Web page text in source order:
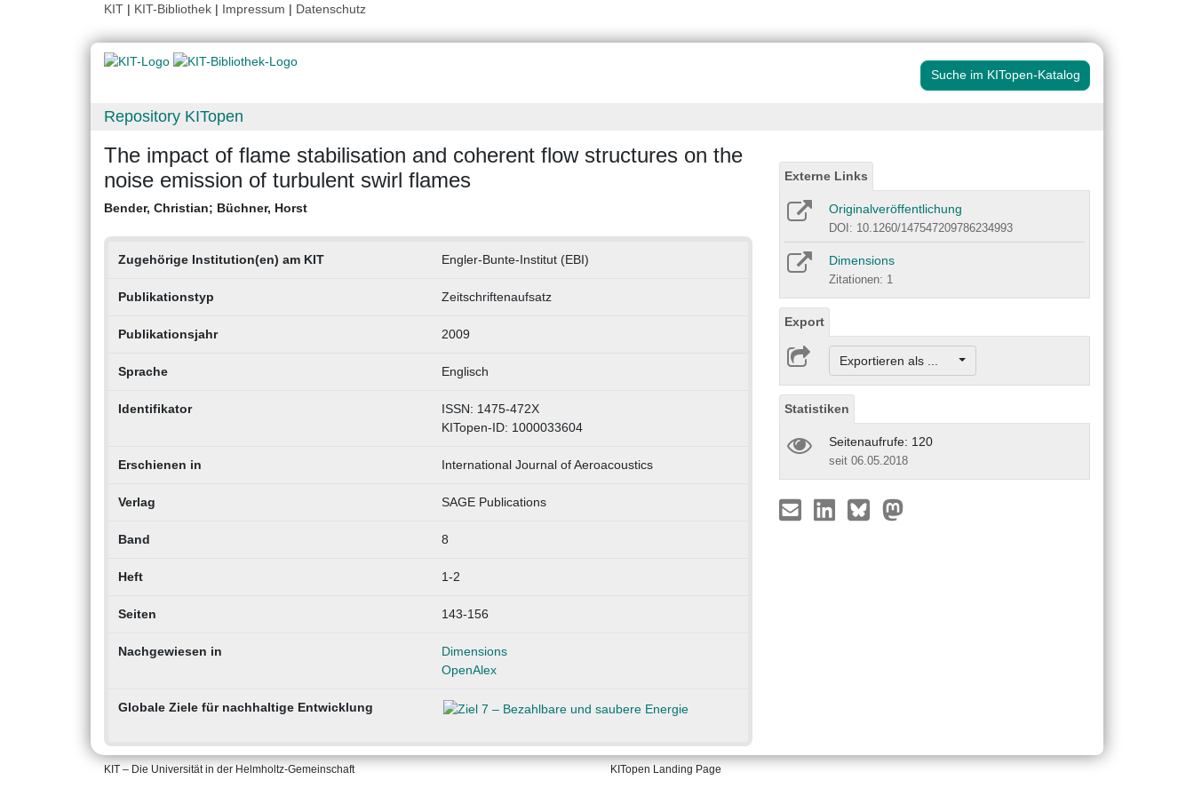
KIT | KIT-Bibliothek | Impressum | Datenschutz
Suche im KITopen-Katalog
Repository KITopen
The impact of flame stabilisation and coherent flow structures on the
noise emission of turbulent swirl flames
Bender, Christian; Büchner, Horst
Zugehörige Institution(en) am KIT Engler-Bunte-Institut (EBI)
Publikationstyp Zeitschriftenaufsatz
Publikationsjahr 2009
Sprache Englisch
Identifikator
ISSN: 1475-472X
KITopen-ID: 1000033604
Erschienen in International Journal of Aeroacoustics
Verlag SAGE Publications
Band 8
Heft 1-2
Seiten 143-156
Nachgewiesen in
Dimensions
OpenAlex
Globale Ziele für nachhaltige Entwicklung
Externe Links
Originalveröffentlichung
DOI: 10.1260/147547209786234993
Dimensions
Zitationen: 1
Export
Exportieren als ...
Statistiken
Seitenaufrufe: 120
seit 06.05.2018
KIT – Die Universität in der Helmholtz-Gemeinschaft KITopen Landing Page